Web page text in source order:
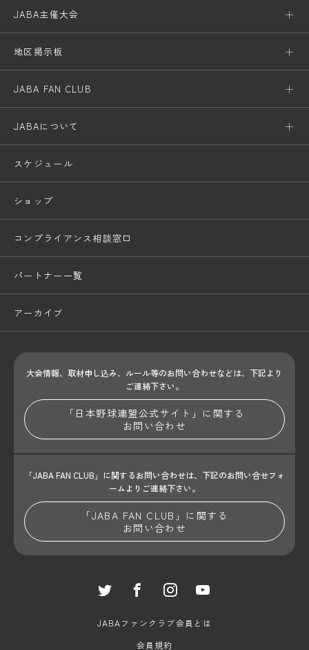
JABA主催大会
地区掲示板
JABA FAN CLUB
JABAについて
スケジュール
ショップ
コンプライアンス相談窓口
パートナー一覧
アーカイブ
大会情報、取材申し込み、ルール等のお問い合わせなどは、下記より
ご連絡下さい。
「日本野球連盟公式サイト」に関する
お問い合わせ
「JABA FAN CLUB」に関するお問い合わせは、 下記のお問い合せフォ
ームよりご連絡下さい。
「JABA FAN CLUB」に関する
お問い合わせ
JABAファンクラブ会員とは
会員規約